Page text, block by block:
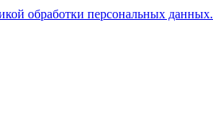
обработки персональных данных.